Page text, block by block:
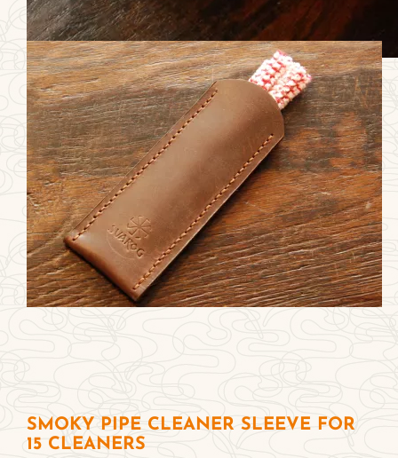
Smoky (City) Pipe smoker's weekender bag
SMOKY PIPE CLEANER SLEEVE FOR
15 CLEANERS